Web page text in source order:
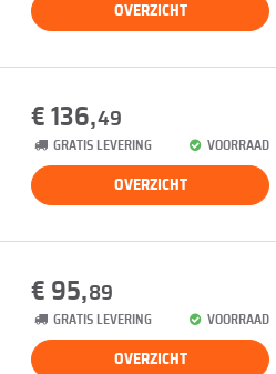
OVERZICHT
€ 136,49
GRATIS LEVERING VOORRAAD
OVERZICHT
€ 95,89
GRATIS LEVERING VOORRAAD
OVERZICHT